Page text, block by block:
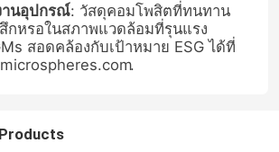
านอุปกรณ์: วัสดุคอมโพสิตที่ทนทาน
กหรอในสภาพแวดล้อมที่รุนแรง
สอดคล้องกับเป้าหมาย ESG ได้ที่
.